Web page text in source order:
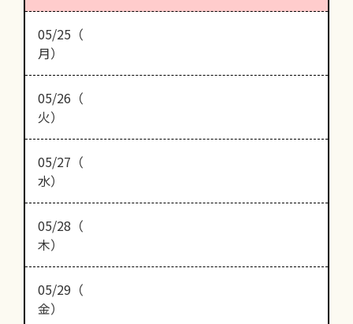
05/25（
月）
05/26（
火）
05/27（
水）
05/28（
木）
05/29（
金）